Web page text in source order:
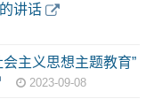
讲话
主义思想主题教育”
2023-09-08